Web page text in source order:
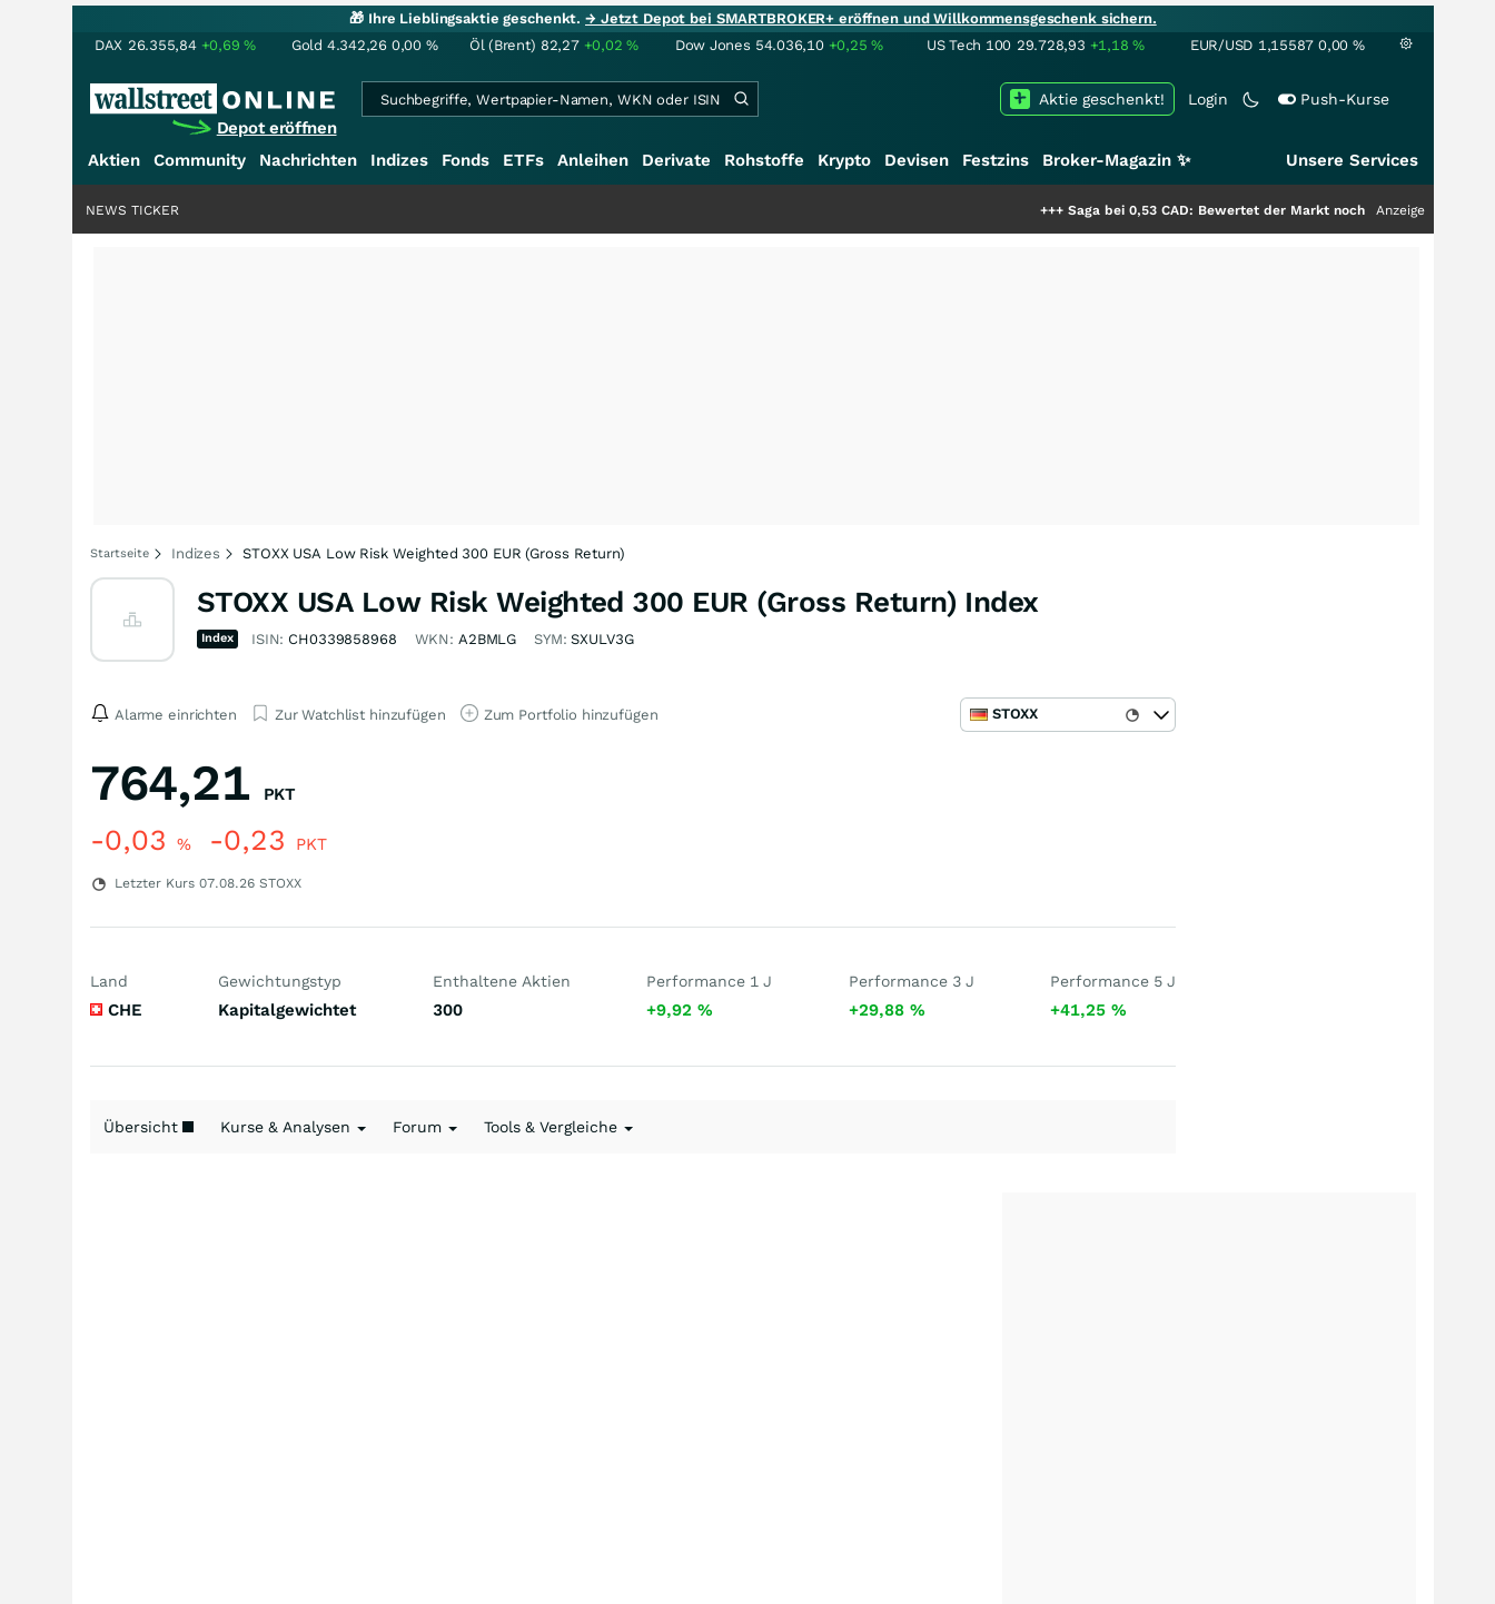
🎁 Ihre Lieblingsaktie geschenkt.→ Jetzt Depot bei SMARTBROKER+ eröffnen und Willkommensgeschenk sichern.
DAX 26.355,84 +0,69% Gold 4.342,26 0,00 % Öl (Brent) 82,27 +0,02% Dow Jones 54.036,10 +0,25% US Tech 100 29.728,93 +1,18% EUR/USD 1,15587 0,00 %
Depot eröffnen
Login Push-Kurse
Aktie geschenkt!
Aktien Community Nachrichten Indizes Fonds ETFs Anleihen Derivate Rohstoffe Krypto Devisen Festzins Broker-Magazin ✨ Unsere Services
Saga bei 0,53 CAD: Bewertet der Markt noch immer nur die Hälfte der Story?
Anzeige
NEWS TICKER
Startseite Indizes STOXX USA Low Risk Weighted 300 EUR (Gross Return)
STOXX USA Low Risk Weighted 300 EUR (Gross Return) Index
Index ISIN: CH0339858968 WKN: A2BMLG SYM:SXULV3G
Alarme einrichten Zur Watchlist hinzufügen Zum Portfolio hinzufügen STOXX
764,21 PKT
-0,03 % -0,23 PKT
Letzter Kurs 07.08.26 STOXX
Land
CHE
Gewichtungstyp
Kapitalgewichtet
Enthaltene Aktien
300
Performance 1 J
+9,92%
Performance 3 J
+29,88 %
Performance 5 J
+41,25 %
Übersicht Kurse & Analysen Forum Tools & Vergleiche